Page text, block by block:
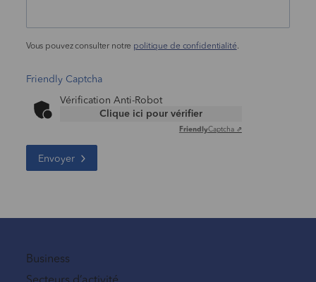
Vous pouvez consulter notre politique de confidentialité.
Friendly Captcha
Vérification Anti-Robot
Clique ici pour vérifier
FriendlyCaptcha ⇗
Envoyer
Business